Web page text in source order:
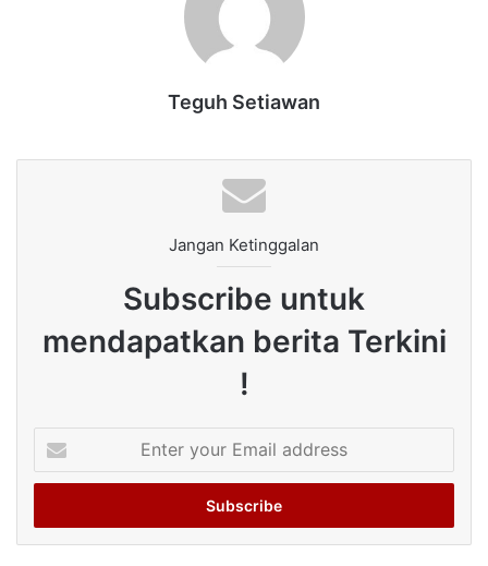
Teguh Setiawan
Jangan Ketinggalan
Subscribe untuk
mendapatkan berita Terkini
!
your
Email